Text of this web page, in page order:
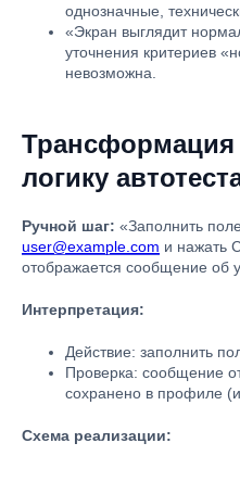
однозначные,
«Экран выглядит
уточнения критериев
невозможна.
Трансформация
логику
Ручной шаг: «Заполнить
user@example.com и нажать
отображается сообщение об
Интерпретация:
Действие: заполнить
Проверка: сообщение
сохранено в профиле
Схема реализации: